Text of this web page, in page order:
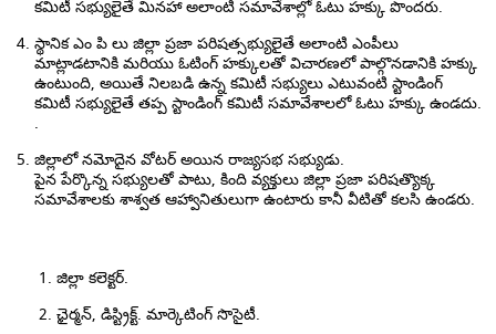
కమిటీ సభ్యులైతే మినహా అలాంటి సమావేశాల్లో ఓటు హక్కు పొందరు.
స్థానిక ఎం పి లు జిల్లా ప్రజా పరిషత్సభ్యులైతే అలాంటి ఎంపీలు
మాట్లాడటానికి మరియు ఓటింగ్ హక్కులతో విచారణలో పాల్గొనడానికి హక్కు
ఉంటుంది, అయితే నిలబడి ఉన్న కమిటీ సభ్యులు ఎటువంటి స్టాండింగ్
కమిటీ సభ్యులైతే తప్ప స్టాండింగ్ కమిటీ సమావేశాలలో ఓటు హక్కు ఉండదు.
.
జిల్లాలో నమోదైన వోటర్ అయిన రాజ్యసభ సభ్యుడు.
పైన పేర్కొన్న సభ్యులతో పాటు, కింది వ్యక్తులు జిల్లా ప్రజా పరిషత్యొక్క
సమావేశాలకు శాశ్వత ఆహ్వానితులుగా ఉంటారు కానీ వీటితో కలసి ఉండరు.
జిల్లా కలెక్టర్.
ఛైర్మన్, డిస్ట్రిక్ట్. మార్కెటింగ్ సొసైటీ.